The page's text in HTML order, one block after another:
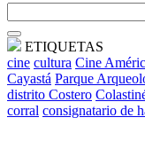
ETIQUETAS
cine cultura Cine
Cayastá Parque
distrito Costero
corral consignatario de